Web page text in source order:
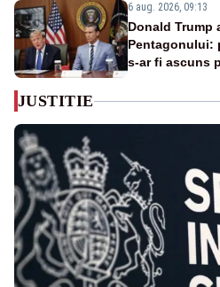
6 aug. 2026, 09:13
Donald Trump
Pentagonului:
s-ar fi ascuns
JUSTITIE